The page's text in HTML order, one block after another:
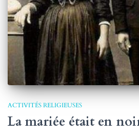
ACTIVITÉS RELIGIEUSES
La mariée était en